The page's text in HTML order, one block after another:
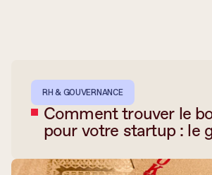
RH & GOUVERNANCE
Comment trouver le
pour votre startup : le